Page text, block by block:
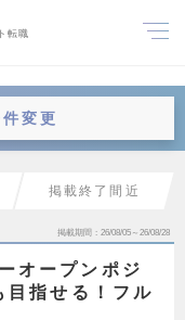
転職
変更
掲載終了間近
掲載期間 26/08/05～26/08/28
オープンポジ
指せる！フル